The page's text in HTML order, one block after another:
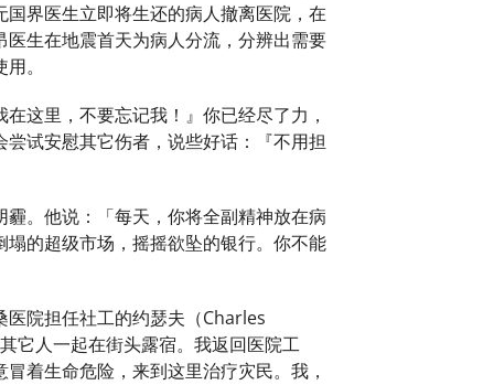
界医生立即将生还的病人撤离医院，在
生在地震首天为病人分流，分辨出需要
。
这里，不要忘记我！』你已经尽了力，
试安慰其它伤者，说些好话：『不用担
。他说：「每天，你将全副精神放在病
的超级市场，摇摇欲坠的银行。你不能
院担任社工的约瑟夫（Charles
它人一起在街头露宿。我返回医院工
着生命危险，来到这里治疗灾民。我，